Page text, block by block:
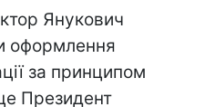
Янукович
оформлення
за принципом
Президент